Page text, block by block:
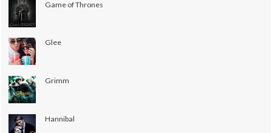
Game of Thrones
Glee
Grimm
Hannibal